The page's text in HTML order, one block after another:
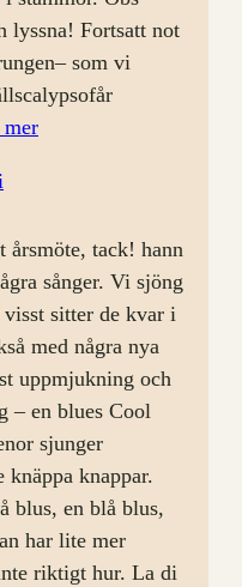
lyssna! Fortsatt not
som vi
mer:
Öppet
Hus
tack! hann
sånger. Vi sjöng
visst sitter de kvar i
med några nya
uppmjukning och
– en blues Cool
sjunger
knappar.
blus, en blå blus,
har lite mer
riktigt hur. La di